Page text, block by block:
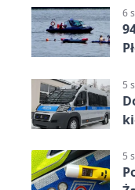
6
5
5